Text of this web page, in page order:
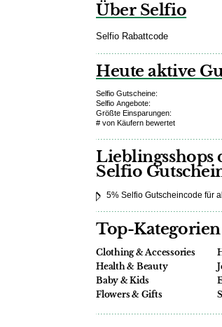
Über Selfio
Selfio Rabattcode
Heute aktive
Selfio Gutscheine:
Selfio Angebote:
Größte Einsparungen:
# von Käufern bewertet
Lieblingsshops
Selfio
5% Selfio Gutscheincode für
Top-Kategorien
Clothing & Accessories
Health & Beauty
Baby & Kids
Flowers & Gifts